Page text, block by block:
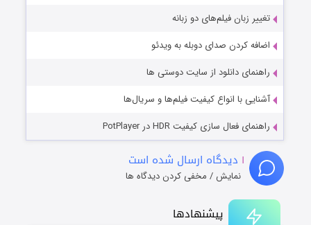
پیشنهادها
تغییر زبان فیلم‌های دو زبانه
اضافه کردن صدای دوبله به ویدئو
راهنمای دانلود از سایت دوستی ها
آشنایی با انواع کیفیت فیلم‌ها و سریال‌ها
راهنمای فعال سازی کیفیت HDR در PotPlayer
۱ دیدگاه ارسال شده است
نمایش / مخفی کردن دیدگاه ها